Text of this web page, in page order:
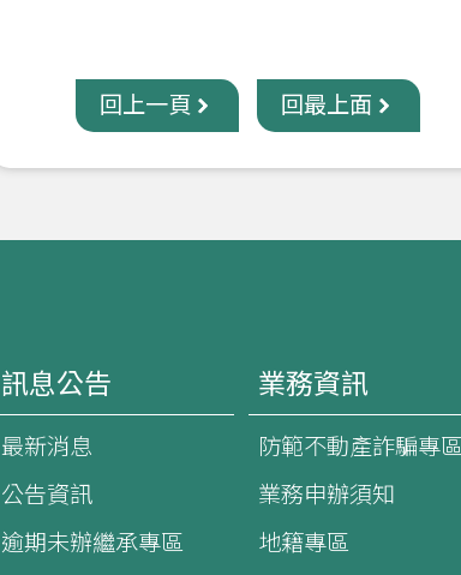
回上一頁 回最上面
訊息公告
最新消息
公告資訊
逾期未辦繼承專區
業務資訊
防範不動產詐騙專
業務申辦須知
地籍專區